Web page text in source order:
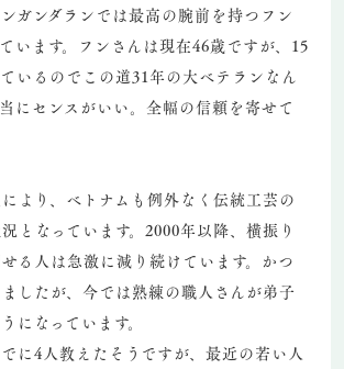
ガンダランでは最高の腕前を持つフン
います。フンさんは現在46歳ですが、15
いるのでこの道31年の大ベテランなん
にセンスがいい。全幅の信頼を寄せて
より、ベトナムも例外なく伝統工芸の
となっています。2000年以降、横振り
る人は急激に減り続けています。かつ
したが、今では熟練の職人さんが弟子
になっています。
に4人教えたそうですが、最近の若い人